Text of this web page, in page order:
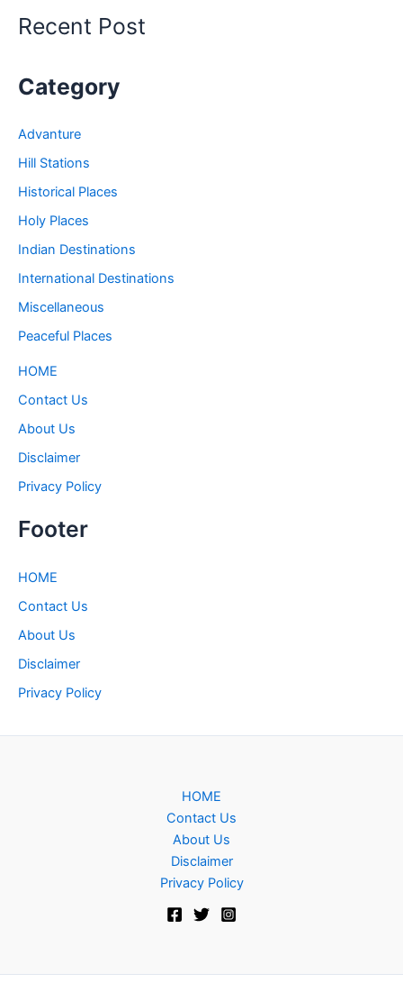
Recent Post
Category
Advanture
Hill Stations
Historical Places
Holy Places
Indian Destinations
International Destinations
Miscellaneous
Peaceful Places
HOME
Contact Us
About Us
Disclaimer
Privacy Policy
Footer
HOME
Contact Us
About Us
Disclaimer
Privacy Policy
HOME
Contact Us
About Us
Disclaimer
Privacy Policy